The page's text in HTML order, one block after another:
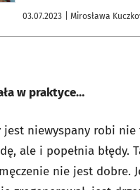
03.07.2023 | Mirosława
w praktyce…
jest niewyspany robi
ale i popełnia błędy.
nie jest dobre.